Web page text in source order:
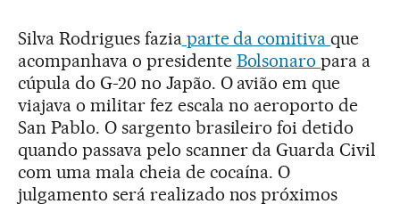
Silva Rodrigues faziaparte da comitivaque
acompanhava o presidente Bolsonaropara a
cúpula do G-20 no Japão. O avião em que
viajava o militar fez escala no aeroporto de
San Pablo. O sargento brasileiro foi detido
quando passava pelo scanner da Guarda Civil
com uma mala cheia de cocaína. O
julgamento será realizado nos próximos